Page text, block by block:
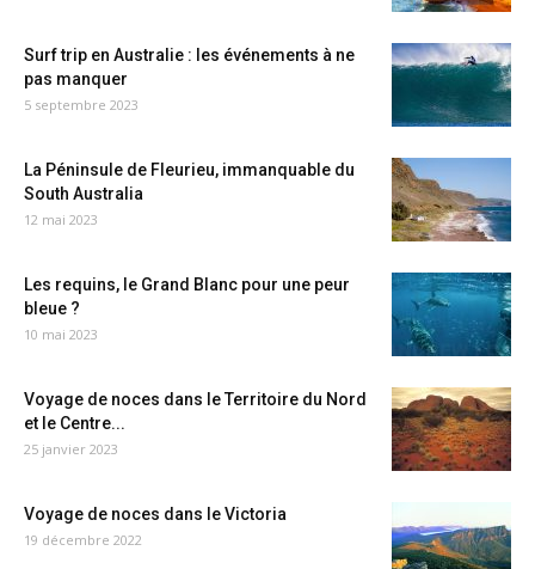
Surf trip en Australie : les événements à ne
pas manquer
5 septembre 2023
La Péninsule de Fleurieu, immanquable du
South Australia
12 mai 2023
Les requins, le Grand Blanc pour une peur
bleue ?
10 mai 2023
Voyage de noces dans le Territoire du Nord
et le Centre...
25 janvier 2023
Voyage de noces dans le Victoria
19 décembre 2022